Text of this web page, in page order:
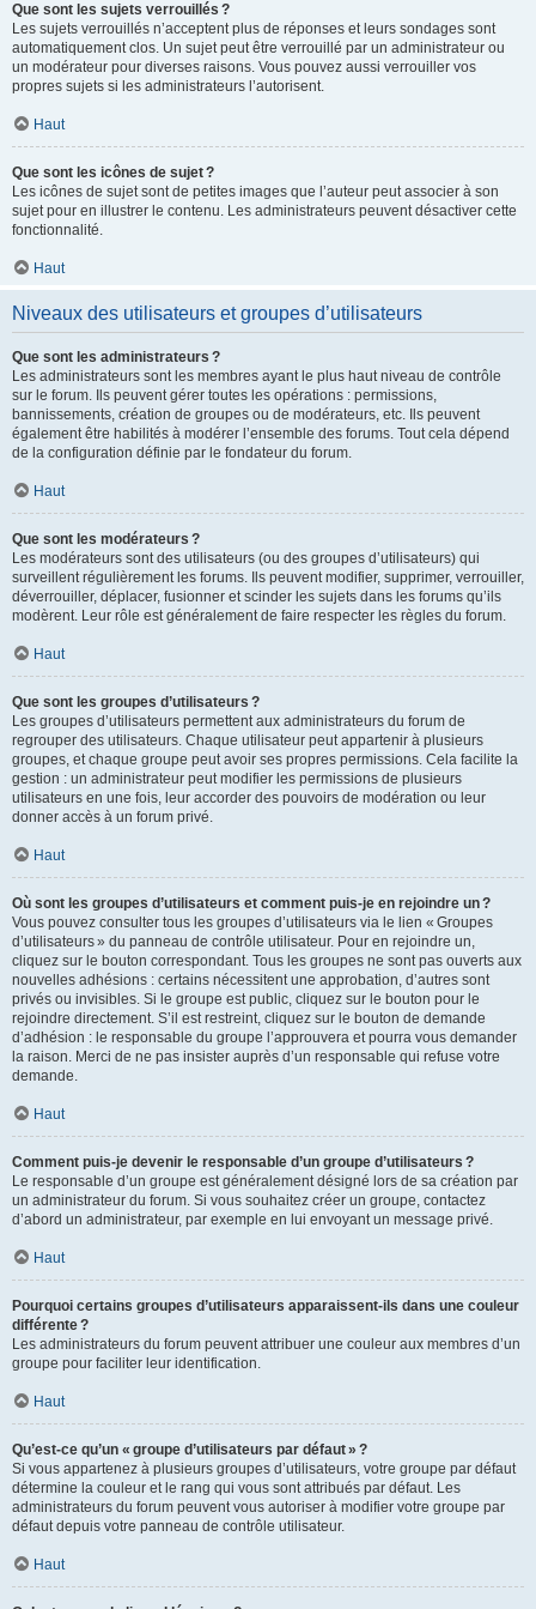
Que sont les sujets verrouillés ?
Les sujets verrouillés n’acceptent plus de réponses et leurs sondages sont
automatiquement clos. Un sujet peut être verrouillé par un administrateur ou
un modérateur pour diverses raisons. Vous pouvez aussi verrouiller vos
propres sujets si les administrateurs l’autorisent.
Haut
Que sont les icônes de sujet ?
Les icônes de sujet sont de petites images que l’auteur peut associer à son
sujet pour en illustrer le contenu. Les administrateurs peuvent désactiver cette
fonctionnalité.
Haut
Niveaux des utilisateurs et groupes d’utilisateurs
Que sont les administrateurs ?
Les administrateurs sont les membres ayant le plus haut niveau de contrôle
sur le forum. Ils peuvent gérer toutes les opérations : permissions,
bannissements, création de groupes ou de modérateurs, etc. Ils peuvent
également être habilités à modérer l’ensemble des forums. Tout cela dépend
de la configuration définie par le fondateur du forum.
Haut
Que sont les modérateurs ?
Les modérateurs sont des utilisateurs (ou des groupes d’utilisateurs) qui
surveillent régulièrement les forums. Ils peuvent modifier, supprimer, verrouiller,
déverrouiller, déplacer, fusionner et scinder les sujets dans les forums qu’ils
modèrent. Leur rôle est généralement de faire respecter les règles du forum.
Haut
Que sont les groupes d’utilisateurs ?
Les groupes d’utilisateurs permettent aux administrateurs du forum de
regrouper des utilisateurs. Chaque utilisateur peut appartenir à plusieurs
groupes, et chaque groupe peut avoir ses propres permissions. Cela facilite la
gestion : un administrateur peut modifier les permissions de plusieurs
utilisateurs en une fois, leur accorder des pouvoirs de modération ou leur
donner accès à un forum privé.
Haut
Où sont les groupes d’utilisateurs et comment puis-je en rejoindre un ?
Vous pouvez consulter tous les groupes d’utilisateurs via le lien « Groupes
d’utilisateurs » du panneau de contrôle utilisateur. Pour en rejoindre un,
cliquez sur le bouton correspondant. Tous les groupes ne sont pas ouverts aux
nouvelles adhésions : certains nécessitent une approbation, d’autres sont
privés ou invisibles. Si le groupe est public, cliquez sur le bouton pour le
rejoindre directement. S’il est restreint, cliquez sur le bouton de demande
d’adhésion : le responsable du groupe l’approuvera et pourra vous demander
la raison. Merci de ne pas insister auprès d’un responsable qui refuse votre
demande.
Haut
Comment puis-je devenir le responsable d’un groupe d’utilisateurs ?
Le responsable d’un groupe est généralement désigné lors de sa création par
un administrateur du forum. Si vous souhaitez créer un groupe, contactez
d’abord un administrateur, par exemple en lui envoyant un message privé.
Haut
Pourquoi certains groupes d’utilisateurs apparaissent-ils dans une couleur
différente ?
Les administrateurs du forum peuvent attribuer une couleur aux membres d’un
groupe pour faciliter leur identification.
Haut
Qu’est-ce qu’un « groupe d’utilisateurs par défaut » ?
Si vous appartenez à plusieurs groupes d’utilisateurs, votre groupe par défaut
détermine la couleur et le rang qui vous sont attribués par défaut. Les
administrateurs du forum peuvent vous autoriser à modifier votre groupe par
défaut depuis votre panneau de contrôle utilisateur.
Haut